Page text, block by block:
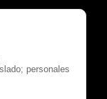
personales